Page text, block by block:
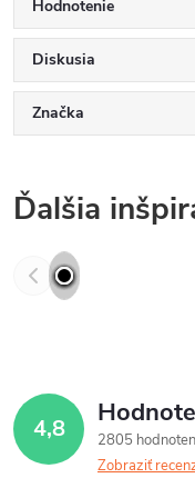
Hodnotenie
Diskusia
Značka
Ďalšia
4,8
2805
Zobraziť